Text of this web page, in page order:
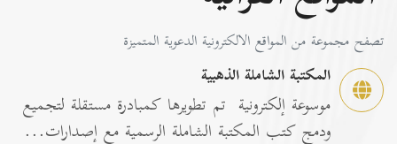
تصفح مجموعة من المواقع الالكترونية الدعوية المتميزة
المكتبة الشاملة الذهبية
موسوعة إلكترونية تم تطويرها كمبادرة مستقلة لتجميع
ودمج كتب المكتبة الشاملة الرسمية مع إصدارات...